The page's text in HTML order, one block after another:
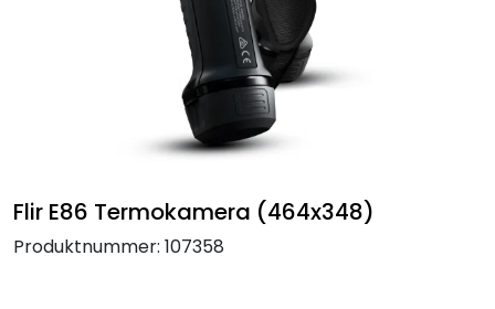
Flir E86 Termokamera (464x348)
Produktnummer: 107358
Navigasjon & Kommunikasjon
Maskinvern & Instrumentering